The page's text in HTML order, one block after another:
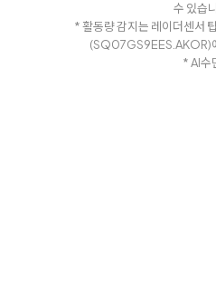
수 있습
* 활동량 감지는 레이더센서
(SQ07GS9EES.AKOR)
* AI수